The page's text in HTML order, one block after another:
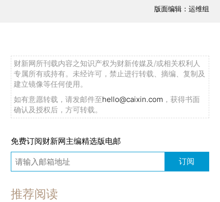
版面编辑：运维组
财新网所刊载内容之知识产权为财新传媒及/或相关权利人
专属所有或持有。未经许可，禁止进行转载、摘编、复制及
建立镜像等任何使用。
如有意愿转载，请发邮件至hello@caixin.com ，获得书面
确认及授权后，方可转载。
免费订阅财新网主编精选版电邮
订阅
推荐阅读